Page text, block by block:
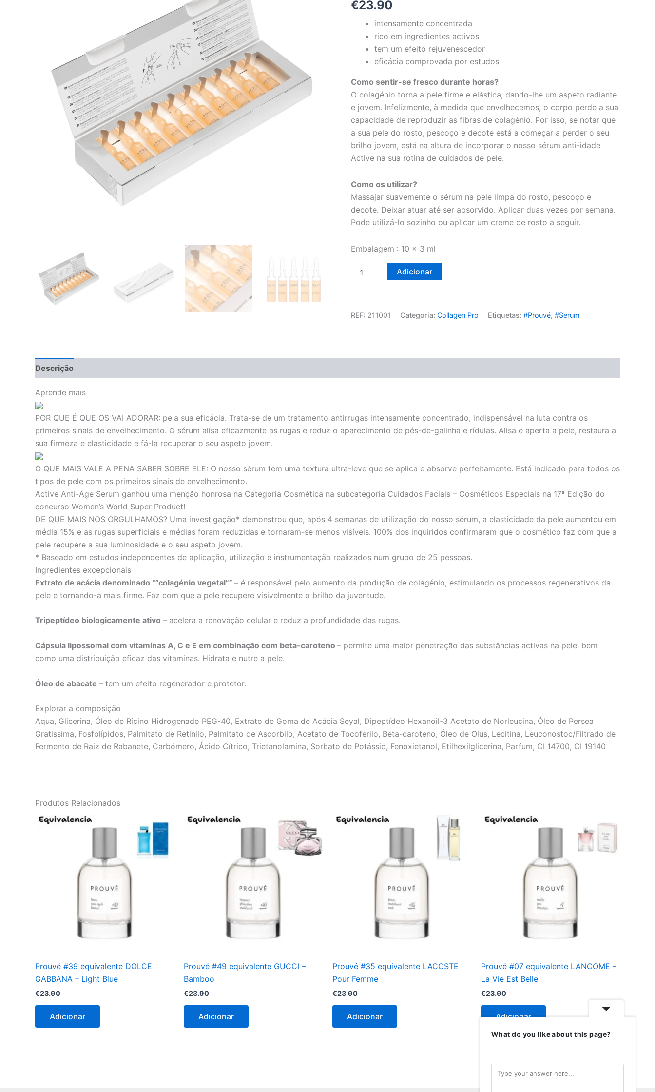
€23.90
intensamente concentrada
rico em ingredientes activos
tem um efeito rejuvenescedor
eficácia comprovada por estudos
Como sentir-se fresco durante horas?
O colagénio torna a pele firme e elástica, dando-lhe um aspeto radiante
e jovem. Infelizmente, à medida que envelhecemos, o corpo perde a sua
capacidade de reproduzir as fibras de colagénio. Por isso, se notar que
a sua pele do rosto, pescoço e decote está a começar a perder o seu
brilho jovem, está na altura de incorporar o nosso sérum anti-idade
Active na sua rotina de cuidados de pele.
Como os utilizar?
Massajar suavemente o sérum na pele limpa do rosto, pescoço e
decote. Deixar atuar até ser absorvido. Aplicar duas vezes por semana.
Pode utilizá-lo sozinho ou aplicar um creme de rosto a seguir.
Embalagem : 10 x 3 ml
Prouvé
Adicionar
REF: 211001 Categoria: Collagen Pro Etiquetas: #Prouvé, #Serum
Descrição
Aprende mais
POR QUE É QUE OS VAI ADORAR: pela sua eficácia. Trata-se de um tratamento antirrugas intensamente concentrado, indispensável na luta contra os
primeiros sinais de envelhecimento. O sérum alisa eficazmente as rugas e reduz o aparecimento de pés-de-galinha e rídulas. Alisa e aperta a pele, restaura a
sua firmeza e elasticidade e fá-la recuperar o seu aspeto jovem.
O QUE MAIS VALE A PENA SABER SOBRE ELE: O nosso sérum tem uma textura ultra-leve que se aplica e absorve perfeitamente. Está indicado para todos os
tipos de pele com os primeiros sinais de envelhecimento.
Active Anti-Age Serum ganhou uma menção honrosa na Categoria Cosmética na subcategoria Cuidados Faciais – Cosméticos Especiais na 17ª Edição do
concurso Women’s World Super Product!
DE QUE MAIS NOS ORGULHAMOS? Uma investigação* demonstrou que, após 4 semanas de utilização do nosso sérum, a elasticidade da pele aumentou em
média 15% e as rugas superficiais e médias foram reduzidas e tornaram-se menos visíveis. 100% dos inquiridos confirmaram que o cosmético faz com que a
pele recupere a sua luminosidade e o seu aspeto jovem.
* Baseado em estudos independentes de aplicação, utilização e instrumentação realizados num grupo de 25 pessoas.
Ingredientes excepcionais
Extrato de acácia denominado “”colagénio vegetal”” – é responsável pelo aumento da produção de colagénio, estimulando os processos regenerativos da
pele e tornando-a mais firme. Faz com que a pele recupere visivelmente o brilho da juventude.
Tripeptídeo biologicamente ativo – acelera a renovação celular e reduz a profundidade das rugas.
Cápsula lipossomal com vitaminas A, C e E em combinação com beta-caroteno – permite uma maior penetração das substâncias activas na pele, bem
como uma distribuição eficaz das vitaminas. Hidrata e nutre a pele.
Óleo de abacate – tem um efeito regenerador e protetor.
Explorar a composição
Aqua, Glicerina, Óleo de Rícino Hidrogenado PEG-40, Extrato de Goma de Acácia Seyal, Dipeptídeo Hexanoil-3 Acetato de Norleucina, Óleo de Persea
Gratissima, Fosfolípidos, Palmitato de Retinilo, Palmitato de Ascorbilo, Acetato de Tocoferilo, Beta-caroteno, Óleo de Olus, Lecitina, Leuconostoc/Filtrado de
Fermento de Raiz de Rabanete, Carbómero, Ácido Cítrico, Trietanolamina, Sorbato de Potássio, Fenoxietanol, Etilhexilglicerina, Parfum, CI 14700, CI 19140
Produtos Relacionados
Prouvé #39 equivalente DOLCE
GABBANA – Light Blue
€23.90
Adicionar
Prouvé #49 equivalente GUCCI –
Bamboo
€23.90
Adicionar
Prouvé #35 equivalente LACOSTE
Pour Femme
€23.90
Adicionar
Prouvé #07 equivalente LANCOME –
La Vie Est Belle
€23.90
Adicionar
What do you like about this page?